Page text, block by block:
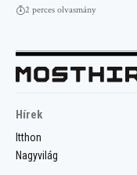
2 perces olvasmány
Hírek
Itthon
Nagyvilág